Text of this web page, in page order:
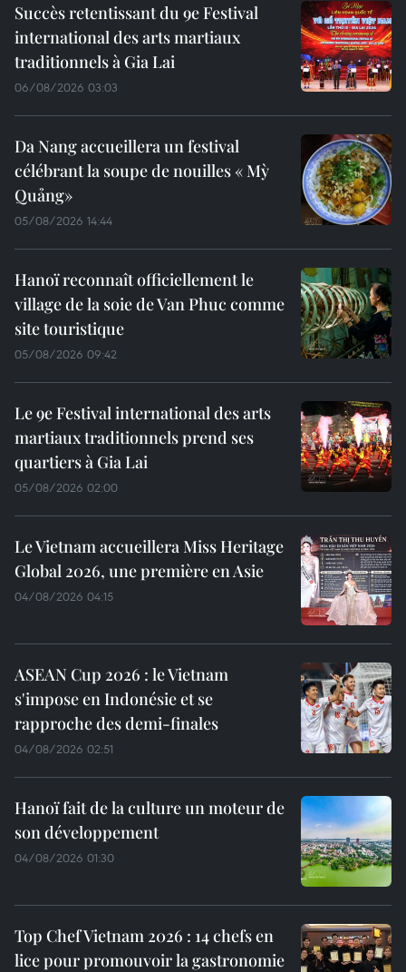
Succès retentissant du 9e Festival
international des arts martiaux
traditionnels à Gia Lai
06/08/2026 03:03
Da Nang accueillera un festival
célébrant la soupe de nouilles « Mỳ
Quảng»
05/08/2026 14:44
Hanoï reconnaît officiellement le
village de la soie de Van Phuc comme
site touristique
05/08/2026 09:42
Le 9e Festival international des arts
martiaux traditionnels prend ses
quartiers à Gia Lai
05/08/2026 02:00
Le Vietnam accueillera Miss Heritage
Global 2026, une première en Asie
04/08/2026 04:15
ASEAN Cup 2026 : le Vietnam
s'impose en Indonésie et se
rapproche des demi-finales
04/08/2026 02:51
Hanoï fait de la culture un moteur de
son développement
04/08/2026 01:30
Top Chef Vietnam 2026 : 14 chefs en
lice pour promouvoir la gastronomie